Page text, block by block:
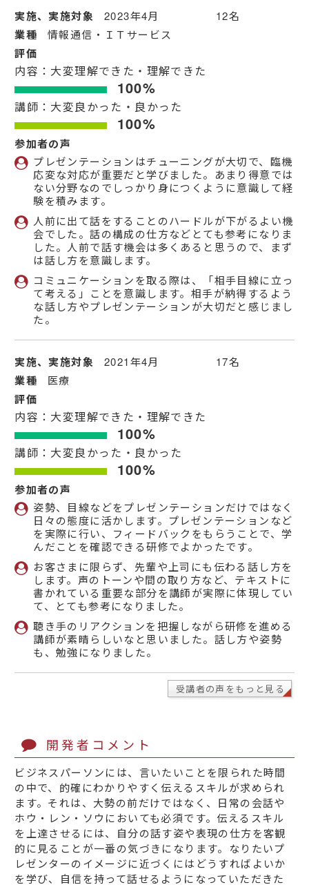
実施、実施対象 2023年4月 12名
業種 情報通信・ＩＴサービス
評価
内容：大変理解できた・理解できた
100%
講師：大変良かった・良かった
100%
参加者の声
プレゼンテーションはチューニングが大切で、臨機
応変な対応が重要だと学びました。あまり得意では
ない分野なのでしっかり身につくように意識して経
験を積みます。
人前に出て話をすることのハードルが下がるよい機
会でした。話の構成の仕方などとても参考になりま
した。人前で話す機会は多くあると思うので、まず
は話し方を意識します。
コミュニケーションを取る際は、「相手目線に立っ
て考える」ことを意識します。相手が納得するよう
な話し方やプレゼンテーションが大切だと感じまし
た。
実施、実施対象 2021年4月 17名
業種 医療
評価
内容：大変理解できた・理解できた
100%
講師：大変良かった・良かった
100%
参加者の声
姿勢、目線などをプレゼンテーションだけではなく
日々の態度に活かします。プレゼンテーションなど
を実際に行い、フィードバックをもらうことで、学
んだことを確認できる研修でよかったです。
お客さまに限らず、先輩や上司にも伝わる話し方を
します。声のトーンや間の取り方など、テキストに
書かれている重要な部分を講師が実際に体現してい
て、とても参考になりました。
聴き手のリアクションを把握しながら研修を進める
講師が素晴らしいなと思いました。話し方や姿勢
も、勉強になりました。
受講者の声をもっと見る
開発者コメント
ビジネスパーソンには、言いたいことを限られた時間
の中で、的確にわかりやすく伝えるスキルが求められ
ます。それは、大勢の前だけではなく、日常の会話や
ホウ・レン・ソウにおいても必須です。伝えるスキル
を上達させるには、自分の話す姿や表現の仕方を客観
的に見ることが一番の気づきになります。なりたいプ
レゼンターのイメージに近づくにはどうすればよいか
を学び、自信を持って話せるようになっていただきた